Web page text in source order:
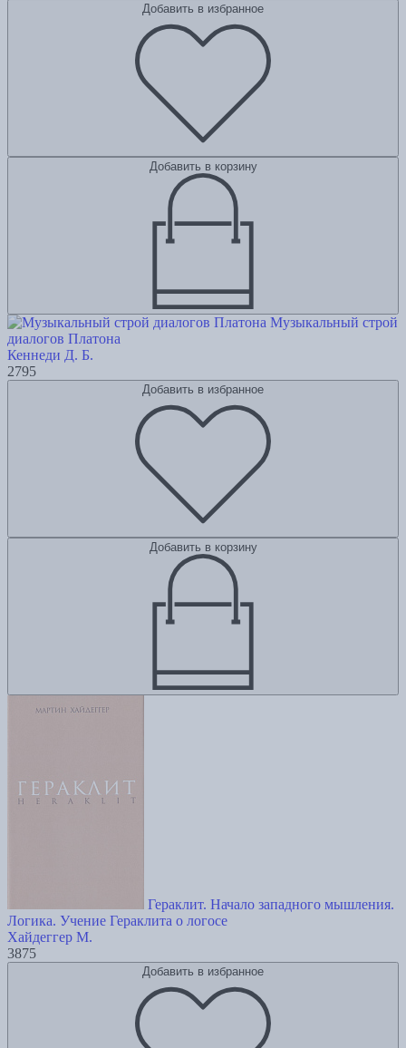
Добавить в избранное
Добавить в корзину
Музыкальный строй
диалогов Платона
Кеннеди Д. Б.
2795
Добавить в избранное
Добавить в корзину
Гераклит. Начало западного мышления.
Логика. Учение Гераклита о логосе
Хайдеггер М.
3875
Добавить в избранное